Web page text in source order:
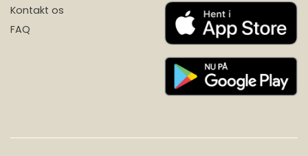
Kontakt os
FAQ